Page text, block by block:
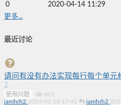
0
2020-04-14 11:29
更多...
最近讨论
请问有没有办法实现每行每个单元
2
使用问题 ·
801
iamhrh2 2024-05-16 17:41 iamhrh2